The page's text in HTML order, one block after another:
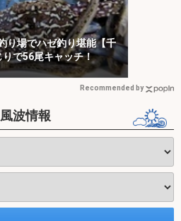
り場でハゼ釣り堪能【千
で56尾キャッチ！
Recommended by
波情報